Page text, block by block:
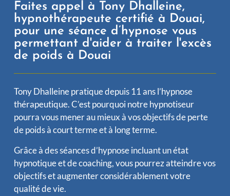
Faites appel à Tony Dhalleine,
hypnothérapeute certifié à Douai,
pour une séance d’hypnose vous
permettant d'aider à traiter l'excès
de poids à Douai
Tony Dhalleine pratique depuis 11 ans l’hypnose
thérapeutique. C’est pourquoi notre hypnotiseur
pourra vous mener au mieux à vos objectifs de perte
de poids à court terme et à long terme.
Grâce à des séances d’hypnose incluant un état
hypnotique et de coaching, vous pourrez atteindre vos
objectifs et augmenter considérablement votre
qualité de vie.